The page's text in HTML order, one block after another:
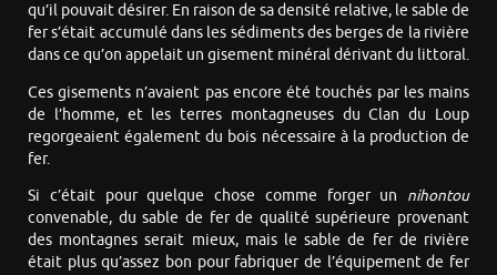
qu’il pouvait désirer. En raison de sa densité relative, le sable de
fer s’était accumulé dans les sédiments des berges de la rivière
dans ce qu’on appelait un gisement minéral dérivant du littoral.
Ces gisements n’avaient pas encore été touchés par les mains
de l’homme, et les terres montagneuses du Clan du Loup
regorgeaient également du bois nécessaire à la production de
fer.
Si c’était pour quelque chose comme forger un nihontou
convenable, du sable de fer de qualité supérieure provenant
des montagnes serait mieux, mais le sable de fer de rivière
était plus qu’assez bon pour fabriquer de l’équipement de fer